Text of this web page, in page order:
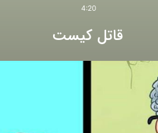
4:20
قاتل کیست